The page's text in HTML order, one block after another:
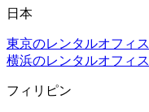
日本
東京のレンタルオフィス
横浜のレンタルオフィス
フィリピン